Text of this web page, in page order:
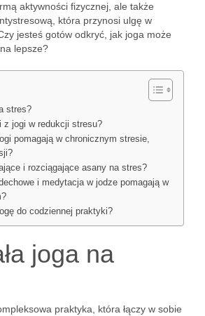
aktywności fizycznej, ale także
która przynosi ulgę w
jesteś gotów odkryć, jak joga może
lepsze?
stres?
jogi w redukcji stresu?
pomagają w chronicznym stresie,
i rozciągające asany na stres?
i medytacja w jodze pomagają w
do codziennej praktyki?
joga na
praktyka, która łączy w sobie